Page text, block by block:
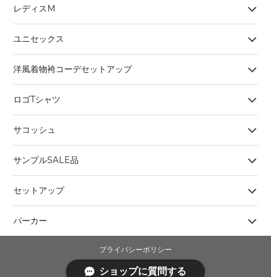
レディスM
ユニセックス
洋風着物袴コーデセットアップ
ロゴTシャツ
サコッシュ
サンプルSALE品
セットアップ
パーカー
プライバシーポリシー
ショップに質問する